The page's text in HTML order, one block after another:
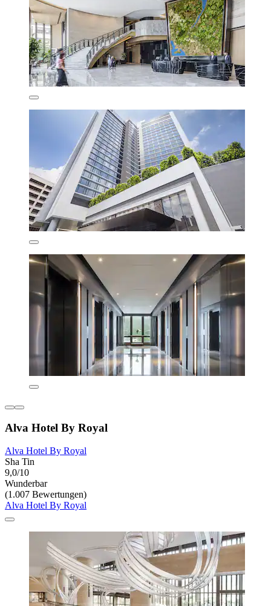
Alva Hotel By Royal
Alva Hotel By Royal
Sha Tin
9,0/10
Wunderbar
(1.007 Bewertungen)
Alva Hotel By Royal